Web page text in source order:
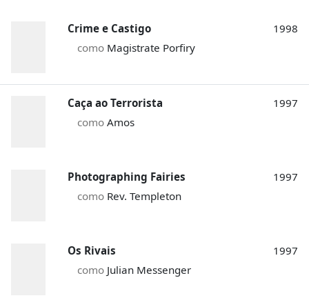
Crime e Castigo
como Magistrate Porfiry
1998
Caça ao Terrorista
como Amos
1997
Photographing Fairies
como Rev. Templeton
1997
Os Rivais
como Julian Messenger
1997